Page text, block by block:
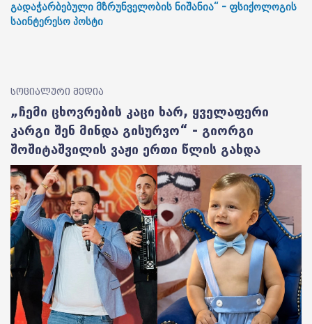
გადაჭარბებული მზრუნველობის ნიშანია“ - ფსიქოლოგის
საინტერესო პოსტი
სოციალური მედია
„ჩემი ცხოვრების კაცი ხარ, ყველაფერი
კარგი შენ მინდა გისურვო“ - გიორგი
შოშიტაშვილის ვაჟი ერთი წლის გახდა